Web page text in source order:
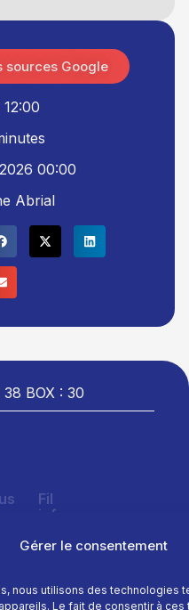
Gérer le consentement
nous utilisons des technologies
Le fait de consentir à
00:00
Abrial
sources Google
BOX : 30
Fil
info
Sport
Recettes